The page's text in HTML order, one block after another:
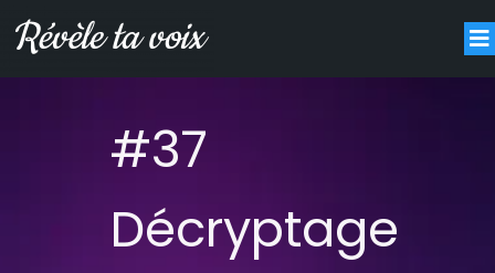
#37
Décryptage